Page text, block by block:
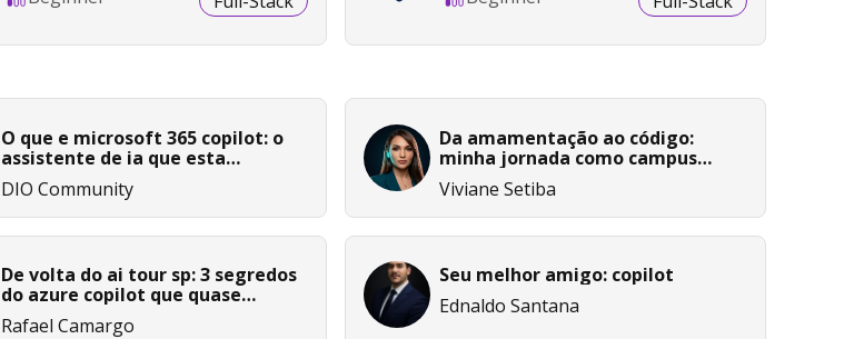
O que e microsoft 365 copilot: o
assistente de ia que esta
redefinindo a produtividade
corporativa
DIO Community
Da amamentação ao código:
minha jornada como campus
expert #15
Viviane Setiba
De volta do ai tour sp: 3 segredos
do azure copilot que quase
ninguém está usando
Rafael Camargo
Seu melhor amigo: copilot
Ednaldo Santana